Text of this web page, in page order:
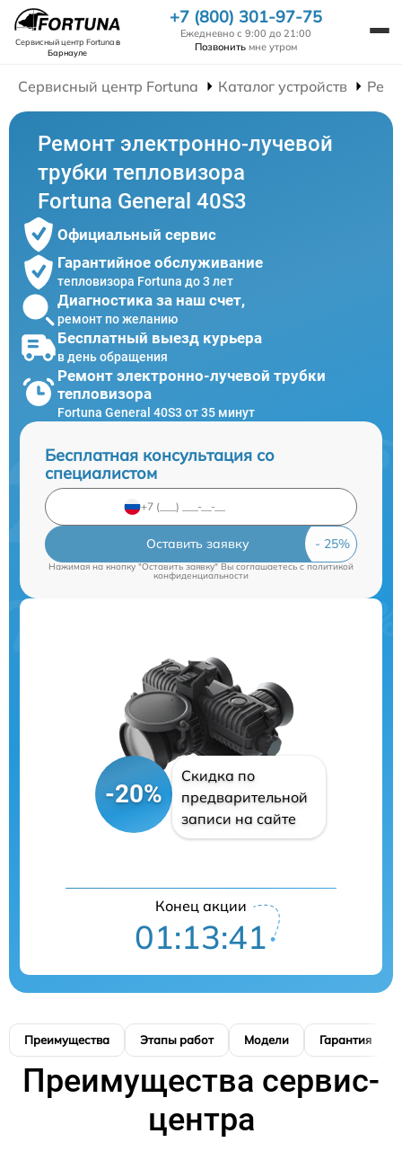
Сервисный центр Fortunaв
Барнауле
+7 (800) 301-97-75
Ежедневно с 9:00 до 21:00
Позвонить мне утром
Сервисный центр Fortuna Каталог устройств
Ремонт электронно-лучевой
трубки тепловизора
Fortuna General 40S3
Официальный сервис
Гарантийное обслуживание
тепловизора Fortuna до 3 лет
Диагностика за наш счет,
ремонт по желанию
Бесплатный выезд курьера
в день обращения
Ремонт электронно-лучевой трубки
тепловизора
Fortuna General 40S3 от 35 минут
Бесплатная консультация со
специалистом
Оставить заявку
Нажимая на кнопку "Оставить заявку" Вы соглашаетесь cполитикой
конфиденциальности
-20%
Скидка по
предварительной
записи на сайте
Конец акции
01:13:41
Преимущества Этапы работ Модели Гарантия
Преимущества сервис-
центра